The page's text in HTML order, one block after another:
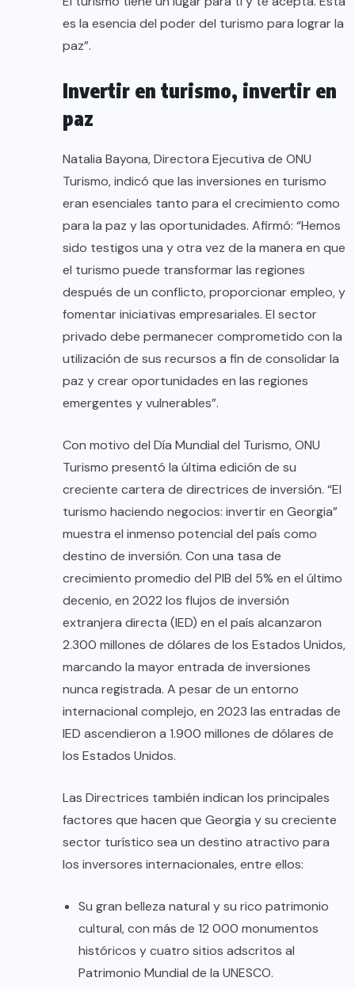
es la esencia del poder del turismo para lograr la
paz”.
Invertir en turismo, invertir en
paz
Natalia Bayona, Directora Ejecutiva de ONU
Turismo, indicó que las inversiones en turismo
eran esenciales tanto para el crecimiento como
para la paz y las oportunidades. Afirmó: “Hemos
sido testigos una y otra vez de la manera en que
el turismo puede transformar las regiones
después de un conflicto, proporcionar empleo, y
fomentar iniciativas empresariales. El sector
privado debe permanecer comprometido con la
utilización de sus recursos a fin de consolidar la
paz y crear oportunidades en las regiones
emergentes y vulnerables”.
Con motivo del Día Mundial del Turismo, ONU
Turismo presentó la última edición de su
creciente cartera de directrices de inversión. “El
turismo haciendo negocios: invertir en Georgia”
muestra el inmenso potencial del país como
destino de inversión. Con una tasa de
crecimiento promedio del PIB del 5% en el último
decenio, en 2022 los flujos de inversión
extranjera directa (IED) en el país alcanzaron
2.300 millones de dólares de los Estados Unidos,
marcando la mayor entrada de inversiones
nunca registrada. A pesar de un entorno
internacional complejo, en 2023 las entradas de
IED ascendieron a 1.900 millones de dólares de
los Estados Unidos.
Las Directrices también indican los principales
factores que hacen que Georgia y su creciente
sector turístico sea un destino atractivo para
los inversores internacionales, entre ellos:
Su gran belleza natural y su rico patrimonio
cultural, con más de 12 000 monumentos
históricos y cuatro sitios adscritos al
Patrimonio Mundial de la UNESCO.